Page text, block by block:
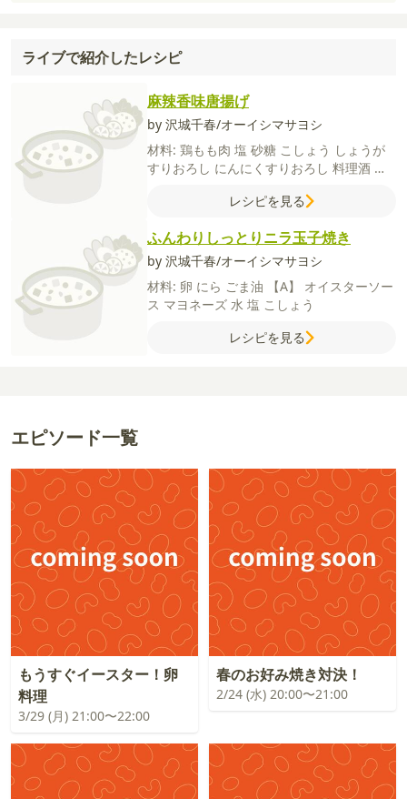
ライブで紹介したレシピ
麻辣香味唐揚げ
by 沢城千春/オーイシマサヨシ
材料: 鶏もも肉 塩 砂糖 こしょう しょうが
すりおろし にんにくすりおろし 料理酒 片
【麻辣香味ソース】長ねぎにんにく
山椒
レシピを見る
ふんわりしっとりニラ玉子焼き
by 沢城千春/オーイシマサヨシ
材料: 卵 にら ごま油 【A】 オイスターソー
ス マヨネーズ 水 塩 こしょう
レシピを見る
エピソード一覧
もうすぐイースター！卵
料理
3/29 (月) 21:00〜22:00
春のお好み焼き対決！
2/24 (水) 20:00〜21:00